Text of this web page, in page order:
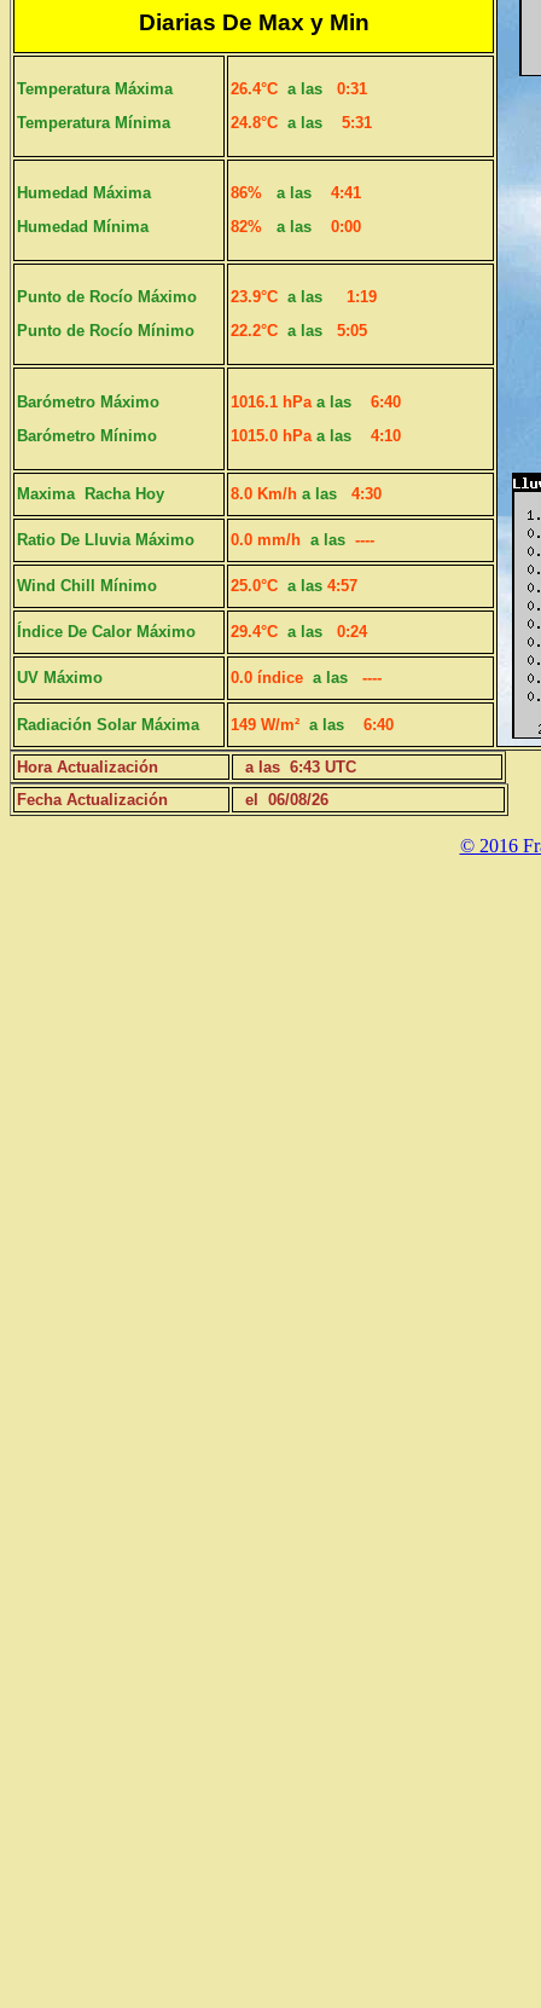
Diarias De Max y Min
Temperatura Máxima
Temperatura Mínima
26.4°C a las
0:31
24.8°C a las 5:31
Humedad Máxima
Humedad Mínima
86% a las
4:41
82%
a las 0:00
Punto de Rocío Máximo
Punto de Rocío Mínimo
23.9°C a las
1:19
22.2°C a las 5:05
Barómetro Máximo
Barómetro Mínimo
1016.1 hPaa las
6:40
1015.0 hPaa las 4:10
Maxima Racha Hoy 8.0 Km/h a las 4:30
Ratio De Lluvia Máximo 0.0 mm/h a las ----
Wind Chill Mínimo 25.0°C a las 4:57
Índice De Calor Máximo 29.4°C a las 0:24
UV Máximo 0.0 índice a las ----
Radiación Solar Máxima 149 W/m² a las 6:40
Hora Actualización
a las 6:43 UTC
Fecha Actualización
el 06/08/26
© 2016